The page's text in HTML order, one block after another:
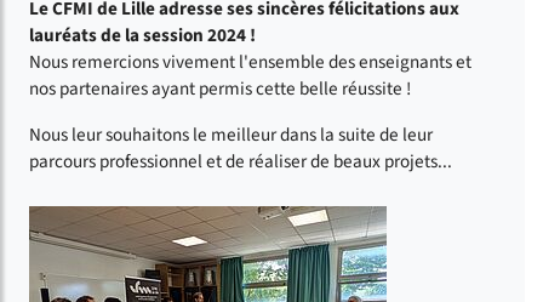
Le CFMI de Lille adresse ses sincères félicitations aux
lauréats de la session 2024 !
Nous remercions vivement l'ensemble des enseignants et
nos partenaires ayant permis cette belle réussite !
Nous leur souhaitons le meilleur dans la suite de leur
parcours professionnel et de réaliser de beaux projets...